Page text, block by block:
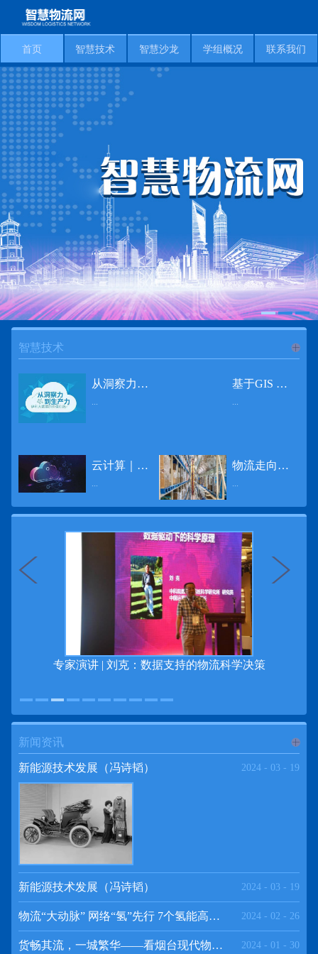
首页 智慧技术 智慧沙龙 学组概况 联系我们
智慧技术
从洞察力到生产力 伊利大数据的价值创造
...
基于GIS 的小城市交通网络分析研究
...
云计算｜边缘计算将为物联网行业带来巨大增长
...
物流走向未来的“魔法师”
...
专家演讲 | 刘克：数据支持的物流科学决策
新闻资讯
新能源技术发展（冯诗韬） 2024 - 03 - 19
新能源技术发展（冯诗韬） 2024 - 03 - 19
物流“大动脉” 网络“氢”先行 7个氢能高速场景落地京津冀 2024 - 02 - 26
货畅其流，一城繁华——看烟台现代物流发展 2024 - 01 - 30
频道
>>